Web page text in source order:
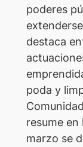
poderes
destaca
poda y
resume en
marzo se